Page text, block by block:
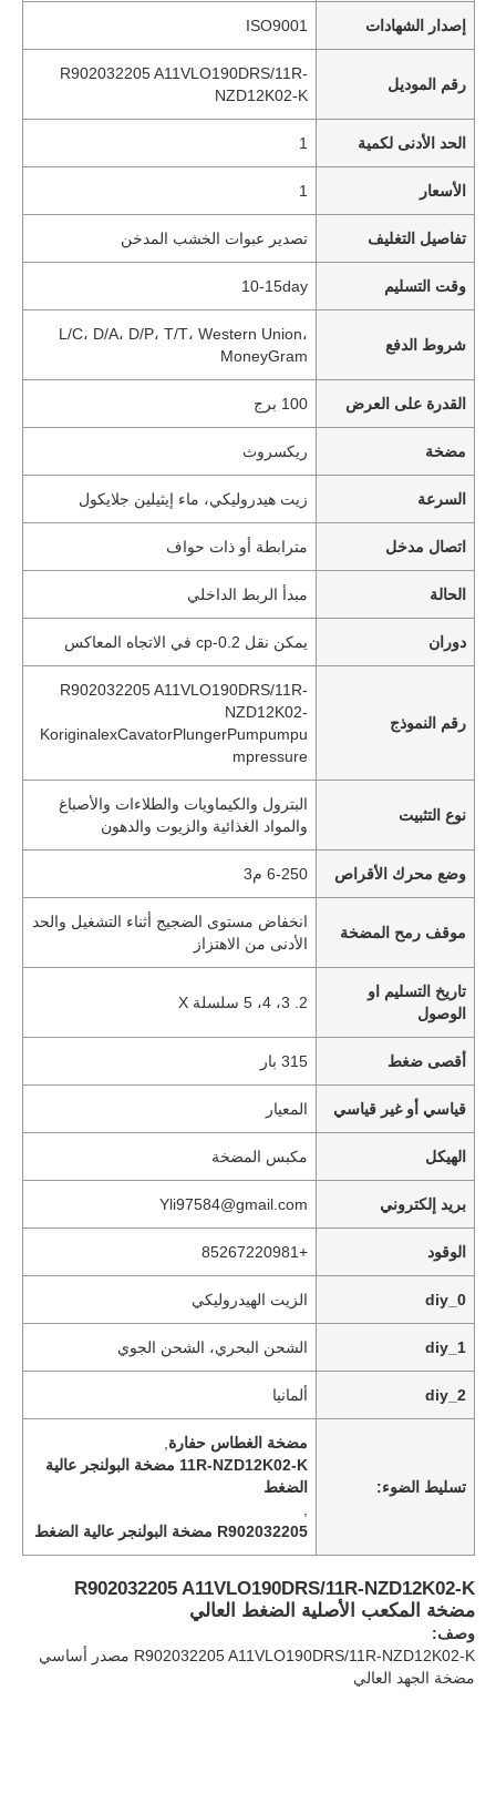
معلومات عنا
إصدار الشهادات ISO9001
رقم الموديل
R902032205 A11VLO190DRS/11R-
NZD12K02-K
الحد الأدنى لكمية 1
الأسعار 1
تفاصيل التغليف تصدير عبوات الخشب المدخن
وقت التسليم 10-15day
شروط الدفع
L/C، D/A، D/P، T/T، Western Union،
MoneyGram
القدرة على العرض 100 برج
مضخة ريكسروث
السرعة زيت هيدروليكي، ماء إيثيلين جلايكول
اتصال مدخل مترابطة أو ذات حواف
الحالة مبدأ الربط الداخلي
دوران يمكن نقل 0.2-cp في الاتجاه المعاكس
رقم النموذج
R902032205 A11VLO190DRS/11R-
NZD12K02-
KoriginalexCavatorPlungerPumpumpu
mpressure
نوع التثبيت
البترول والكيماويات والطلاءات والأصباغ
والمواد الغذائية والزيوت والدهون
وضع محرك الأقراص 6-250 م3
موقف رمح المضخة
انخفاض مستوى الضجيج أثناء التشغيل والحد
الأدنى من الاهتزاز
تاريخ التسليم او
الوصول
2. 3، 4، 5 سلسلة X
أقصى ضغط 315 بار
قياسي أو غير قياسي المعيار
الهيكل مكبس المضخة
بريد إلكتروني Yli97584@gmail.com
الوقود +85267220981
diy_0 الزيت الهيدروليكي
diy_1 الشحن البحري، الشحن الجوي
diy_2 ألمانيا
تسليط الضوء:
مضخة الغطاس حفارة
11R-NZD12K02-K مضخة البولنجر عالية
الضغط
R902032205 مضخة البولنجر عالية الضغط
R902032205 A11VLO190DRS/11R-NZD12K02-K
مضخة المكعب الأصلية الضغط العالي
وصف:
R902032205 A11VLO190DRS/11R-NZD12K02-K مصدر أساسي
مضخة الجهد العالي